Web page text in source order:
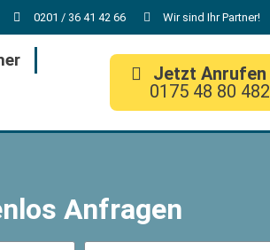
0201 / 36 41 42 66 Wir sind Ihr Partner!
Jetzt Anrufen
0175 48 80 482
Anfragen